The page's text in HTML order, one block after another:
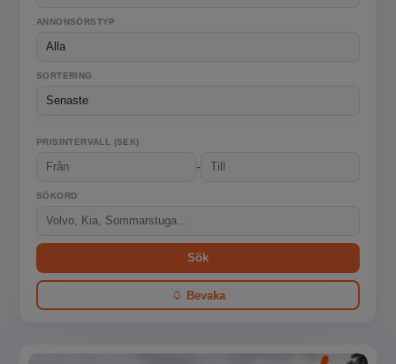
ANNONSÖRSTYP
SORTERING
PRISINTERVALL (SEK)
-
SÖKORD
Sök
Bevaka